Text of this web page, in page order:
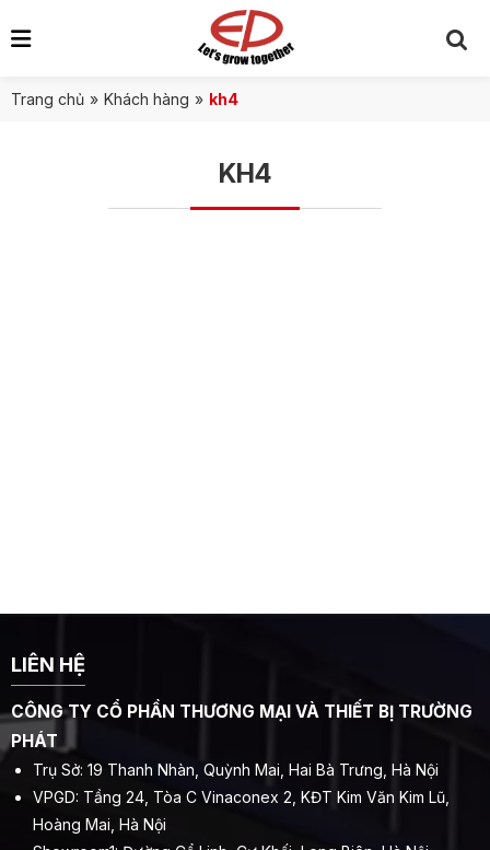
Trang chủ » Khách hàng » kh4
KH4
LIÊN HỆ
CÔNG TY CỔ PHẦN THƯƠNG MẠI VÀ THIẾT BỊ TRƯỜNG
PHÁT
Trụ Sở: 19 Thanh Nhàn, Quỳnh Mai, Hai Bà Trưng, Hà Nội
VPGD: Tầng 24, Tòa C Vinaconex 2, KĐT Kim Văn Kim Lũ,
Hoàng Mai, Hà Nội